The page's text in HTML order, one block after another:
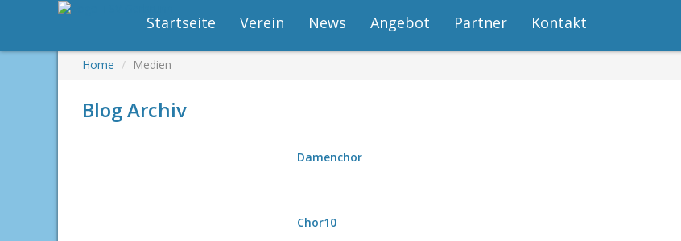
Startseite Verein News Angebot Partner Kontakt
Home Medien
Blog Archiv
Damenchor
Chor10